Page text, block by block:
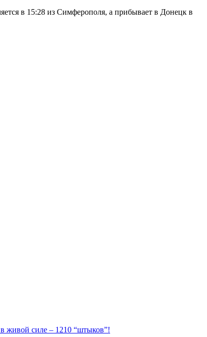
в 15:28 из Симферополя, а прибывает в Донецк в
живой силе – 1210 “штыков”!